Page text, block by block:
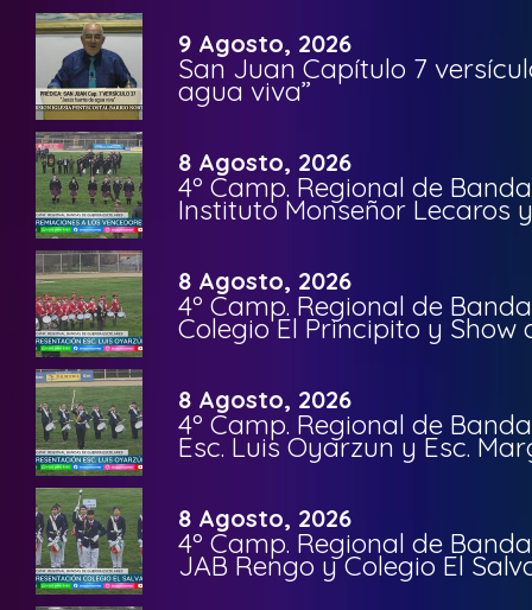
9 Agosto, 2026
San Juan Capítulo 7
agua viva”
8 Agosto, 2026
4º Camp. Regional de
Instituto Monseñor Lecaros
8 Agosto, 2026
4º Camp. Regional de
Colegio El Principito y Show
8 Agosto, 2026
4º Camp. Regional de
Esc. Luis Oyarzun y Esc.
8 Agosto, 2026
4º Camp. Regional de
JAB Rengo y Colegio El